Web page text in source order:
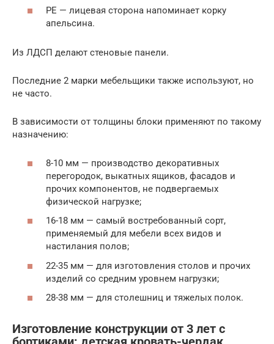
PE — лицевая сторона напоминает корку
апельсина.
Из ЛДСП делают стеновые панели.
Последние 2 марки мебельщики также используют, но
не часто.
В зависимости от толщины блоки применяют по такому
назначению:
8-10 мм — производство декоративных
перегородок, выкатных ящиков, фасадов и
прочих компонентов, не подвергаемых
физической нагрузке;
16-18 мм — самый востребованный сорт,
применяемый для мебели всех видов и
настилания полов;
22-35 мм — для изготовления столов и прочих
изделий со средним уровнем нагрузки;
28-38 мм — для столешниц и тяжелых полок.
Изготовление конструкции от 3 лет с